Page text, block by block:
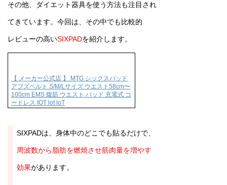
その他、ダイエット器具を使う方法も注目され
てきています。今回は、その中でも比較的
レビューの高いSIXPADを紹介します。
【 メーカー公式店 】 MTG シックスパッド
アブズベルト S/M/Lサイズ ウエスト58cm〜
100cm EMS 腹筋 ウエスト パッド 充電式 コ
ードレス IOT lot loT
SIXPADは、身体中のどこでも貼るだけで、
周波数から脂肪を燃焼させ筋肉量を増やす
効果があります。